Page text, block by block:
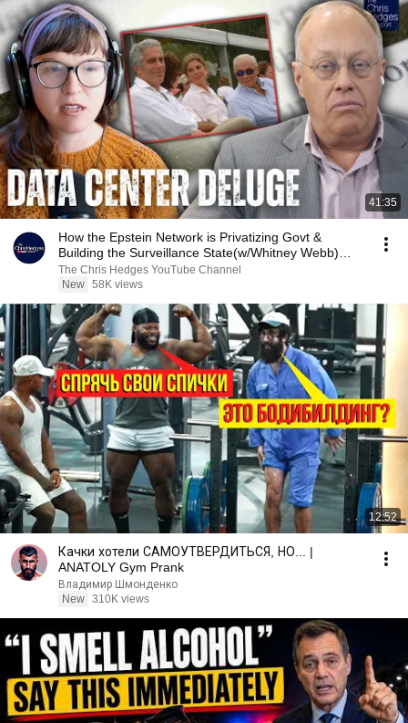
41:35
How the Epstein Network is Privatizing Govt &
Building the Surveillance State(w/Whitney Webb)
|TCHR
The Chris Hedges YouTube Channel
New 58K views
12:52
Качки хотели САМОУТВЕРДИТЬСЯ, НО... |
ANATOLY Gym Prank
Владимир Шмонденко
New 310K views